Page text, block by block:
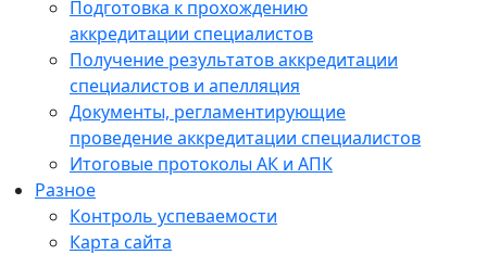
Подготовка к прохождению
аккредитации специалистов
Получение результатов аккредитации
специалистов и апелляция
Документы, регламентирующие
проведение аккредитации специалистов
Итоговые протоколы АК и АПК
Разное
Контроль успеваемости
Карта сайта